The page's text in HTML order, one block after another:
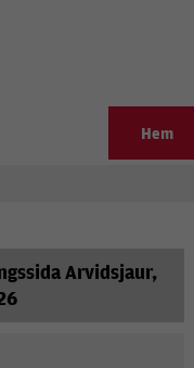
Hem
Arvidsjaur,